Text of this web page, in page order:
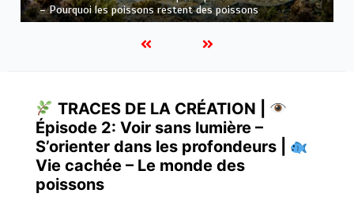
cachée – Le monde des poissons
TRACES DE LA CRÉATION |
Épisode 2: Voir sans lumière –
S’orienter dans les profondeurs |
Vie cachée – Le monde des
poissons